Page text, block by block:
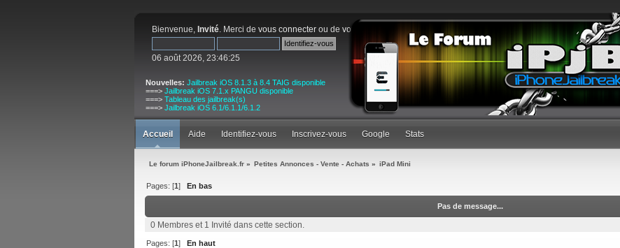
Bienvenue, Invité. Merci de vous connecter ou de vous inscrire
06 août 2026, 23:46:25
Nouvelles: Jailbreak iOS 8.1.3 à 8.4 TAIG disponible
===> Jailbreak iOS 7.1.x PANGU disponible
===> Tableau des jailbreak(s)
===> Jailbreak iOS 6.1/6.1.1/6.1.2
Accueil Aide Identifiez-vous Inscrivez-vous Google Stats
Le forum iPhoneJailbreak.fr » Petites Annonces - Vente - Achats » iPad Mini
Pages: [1] En bas
Pas de message...
0 Membres et 1 Invité dans cette section.
Pages: [1]En haut